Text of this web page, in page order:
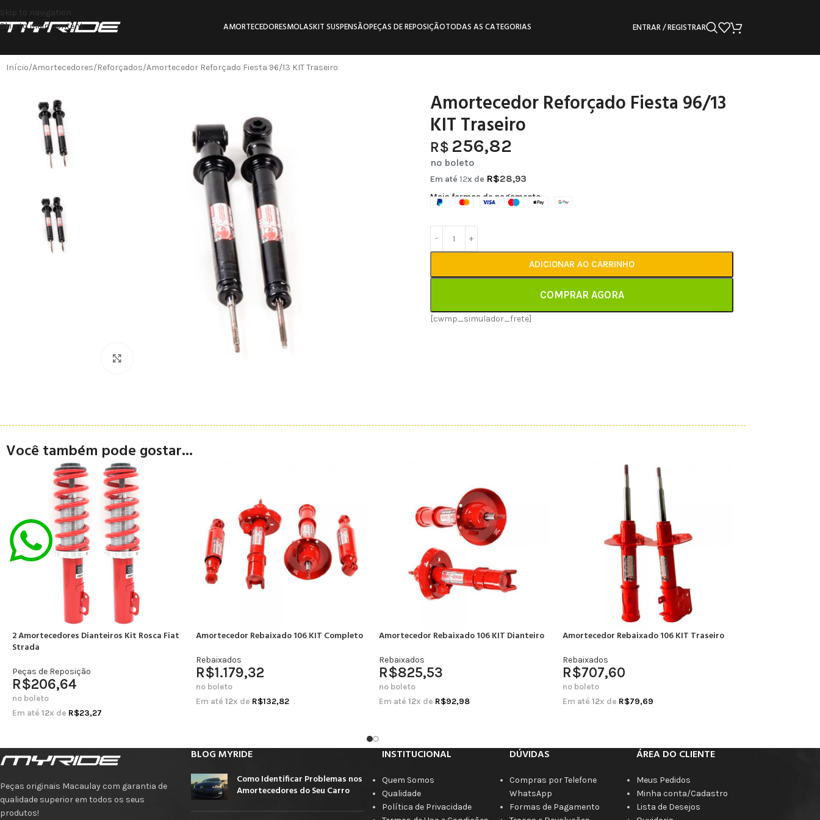
Skip to navigation
Skip to main content
AMORTECEDORESMOLASKIT SUSPENSÃOPEÇAS DE REPOSIÇÃOTODAS AS CATEGORIAS ENTRAR / REGISTRAR
Início Amortecedores Reforçados Amortecedor Reforçado Fiesta 96/13 KIT Traseiro
Amortecedor Reforçado Fiesta 96/13
KIT Traseiro
R$ 256,82
no boleto
Em até12x de R$28,93
Mais formas de pagamento
ADICIONAR AO CARRINHO
COMPRAR AGORA
[cwmp_simulador_frete]
Você também pode gostar...
2 Amortecedores Dianteiros Kit Rosca Fiat
Strada
Peças de Reposição
R$206,64
no boleto
Em até 12x de R$23,27
Amortecedor Rebaixado 106 KIT Completo
Rebaixados
R$1.179,32
no boleto
Em até 12x de R$132,82
Amortecedor Rebaixado 106 KIT Dianteiro
Rebaixados
R$825,53
no boleto
Em até 12x de R$92,98
Amortecedor Rebaixado 106 KIT Traseiro
Rebaixados
R$707,60
no boleto
Em até 12x de R$79,69
Peças originais Macaulay com garantia de
qualidade superior em todos os seus
produtos!
BLOG MYRIDE
Como Identificar Problemas nos
Amortecedores do Seu Carro
INSTITUCIONAL
Quem Somos
Qualidade
Política de Privacidade
DÚVIDAS
Compras por Telefone
WhatsApp
Formas de Pagamento
ÁREA DO CLIENTE
Meus Pedidos
Minha conta/Cadastro
Lista de Desejos